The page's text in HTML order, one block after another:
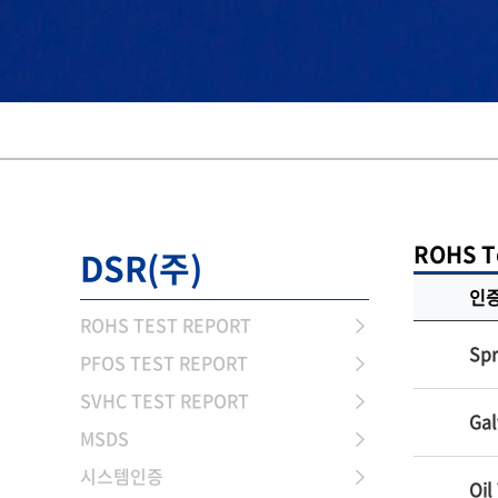
DSR(주)
ROHS TEST REPORT
PFOS TEST REPORT
SVHC TEST REPORT
MSDS
시스템인증
ROHS
인
Oil